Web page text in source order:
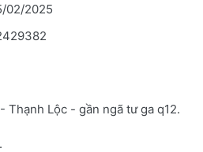
02/2025
Thạnh Lộc - gần ngã tư ga q12.